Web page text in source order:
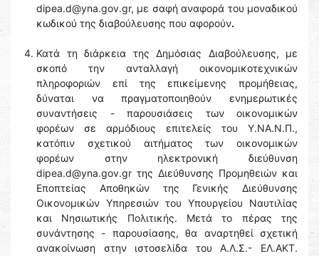
dipea.d@yna.gov.gr, με σαφή αναφορά του μοναδικού
κωδικού της διαβούλευσης που αφορούν.
Κατά τη διάρκεια της Δημόσιας Διαβούλευσης, με
σκοπό την ανταλλαγή οικονομικοτεχνικών
πληροφοριών επί της επικείμενης προμήθειας,
δύναται να πραγματοποιηθούν ενημερωτικές
συναντήσεις - παρουσιάσεις των οικονομικών
φορέων σε αρμόδιους επιτελείς του Υ.ΝΑ.Ν.Π.,
κατόπιν σχετικού αιτήματος των οικονομικών
φορέων στην ηλεκτρονική διεύθυνση
dipea.d@yna.gov.gr της Διεύθυνσης Προμηθειών και
Εποπτείας Αποθηκών της Γενικής Διεύθυνσης
Οικονομικών Υπηρεσιών του Υπουργείου Ναυτιλίας
και Νησιωτικής Πολιτικής. Μετά το πέρας της
συνάντησης - παρουσίασης, θα αναρτηθεί σχετική
ανακοίνωση στην ιστοσελίδα του Α.Λ.Σ.- ΕΛ.ΑΚΤ.